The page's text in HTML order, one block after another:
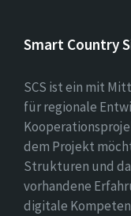
Smart Country
SCS ist ein mit
für regionale
dem Projekt
Strukturen und
vorhandene
digitale